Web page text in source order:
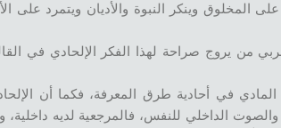
على المخلوق وينكر النبوة والأديان ويتمرد على
من يروج صراحة لهذا الفكر الإلحادي في
المادي في أحادية طرق المعرفة، فكما أن
الداخلي للنفس، فالمرجعية لديه داخلية،